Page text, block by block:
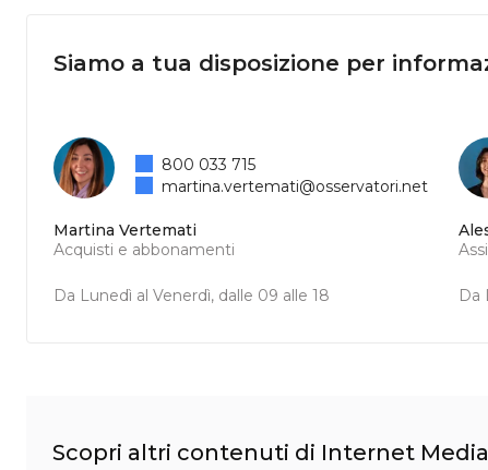
Siamo a tua disposizione per
Martina Vertemati
Acquisti e abbonamenti
Da Lunedì al Venerdì, dalle 09 alle 18
800 033 715
martina.vertemati@osservatori.net
Da
Scopri altri contenuti di Internet Media